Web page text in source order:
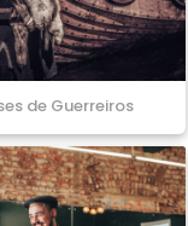
de Guerreiros